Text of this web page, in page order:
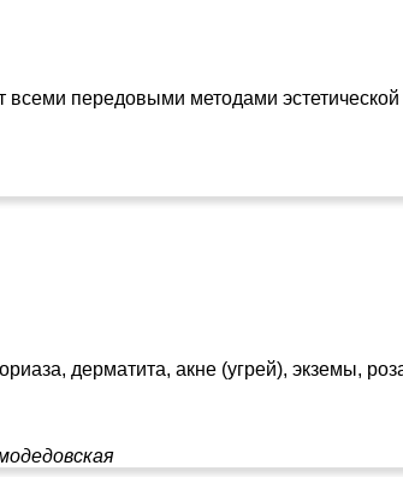
передовыми методами
дерматита, акне (угрей), экземы,